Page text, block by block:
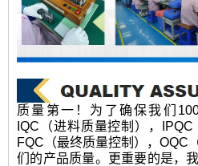
质量第一！为了确保我们
IQC（进料质量控制），IPQC
FQC（最终质量控制），OQC
们的产品质量。更重要的是，